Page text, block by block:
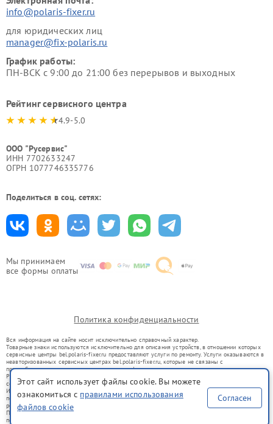
Мы принимаем
все формы оплаты
info@polaris-fixer.ru
для юридических лиц
manager@fix-polaris.ru
График работы:
ПН-ВСК с 9:00 до 21:00 без перерывов и выходных
Рейтинг сервисного центра
4.9-5.0
ООО "Русервис"
ИНН 7702633247
ОГРН 1077746335776
Поделиться в соц. сетях:
Политика конфиденциальности
Вся информация на сайте носит исключительно справочный характер.
Товарные знаки используются исключительно для описания устройств, в отношении которых
сервисные центры bel.polaris-fixer.ru предоставляют услуги по ремонту. Услуги оказываются в
неавторизованных сервисных центрах bel.polaris-fixer.ru, которые не связаны с
правообладателями товарных знаков или их официальными представителями.
Ремонт осуществляется для устройств, уже введенных в гражданский оборот в соответствии
со статьей 1487 ГК РФ.
Использование товарных знаков не преследует цели индивидуализации услуг или введения
потребителей в заблуждение, а служит для информирования о предоставляемых услугах по
ремонту техники указанных брендов.
Представленная на сайте информация не является публичной офертой, определяемой
положениями Статьи 437(2) Гражданского кодекса РФ
Этот сайт использует файлы cookie. Вы можете
ознакомиться с правилами использования
файлов cookie
Согласен